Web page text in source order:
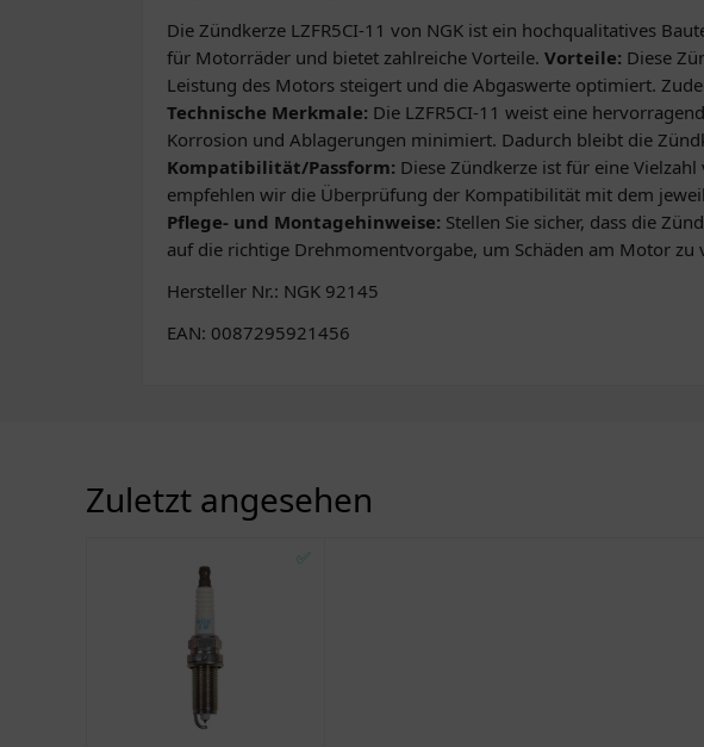
Die Zündkerze LZFR5CI-11 von NGK ist ein hochqualitatives
für Motorräder und bietet zahlreiche Vorteile.Vorteile: Diese
Leistung des Motors steigert und die Abgaswerte optimiert.
Technische Merkmale: Die LZFR5CI-11 weist eine
Korrosion und Ablagerungen minimiert. Dadurch bleibt die
Kompatibilität/Passform: Diese Zündkerze ist für eine
empfehlen wir die Überprüfung der Kompatibilität mit dem
Pflege- und Montagehinweise: Stellen Sie sicher, dass die
auf die richtige Drehmomentvorgabe, um Schäden am Motor zu
Hersteller Nr.: NGK 92145
EAN: 0087295921456
Zuletzt angesehen
✅